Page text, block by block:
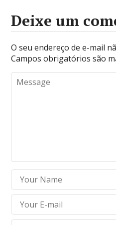
Deixe um
O seu endereço de e-mail
Campos obrigatórios são